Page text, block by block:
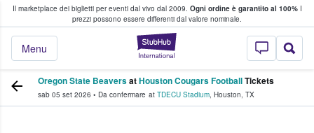
Il marketplace dei biglietti per eventi dal vivo dal 2009. Ogni ordine è garantito al 100%I
prezzi possono essere differenti dal valore nominale.
StubHub - Dove
Menu
fan comprano e vendono biglietti
Oregon State BeaversatHouston Cougars FootballTickets
sab 05 set 2026 • Da confermare at TDECU Stadium, Houston, TX